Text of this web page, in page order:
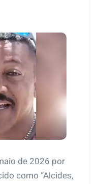
de 2026 por
como “Alcides,